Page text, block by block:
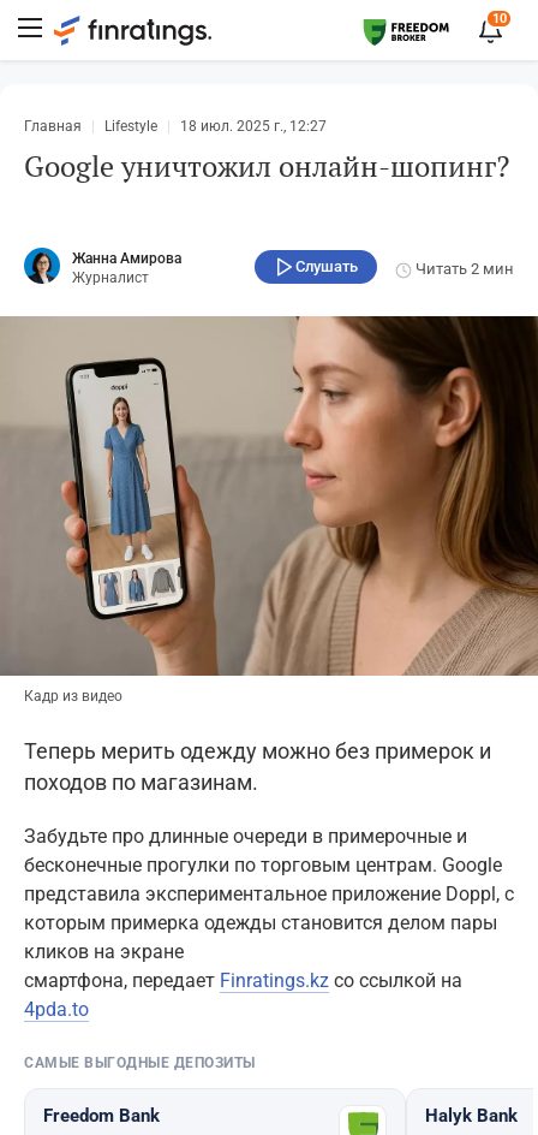
10
Главная Lifestyle 18 июл. 2025 г., 12:27
Google уничтожил онлайн-шопинг?
Жанна Амирова
Журналист
Слушать Читать 2 мин
Кадр из видео
Теперь мерить одежду можно без примерок и
походов по магазинам.
Забудьте про длинные очереди в примерочные и
бесконечные прогулки по торговым центрам. Google
представила экспериментальное приложение Doppl, с
которым примерка одежды становится делом пары
кликов на экране
смартфона, передает Finratings.kz со ссылкой на
4pda.to
САМЫЕ ВЫГОДНЫЕ ДЕПОЗИТЫ
Freedom Bank Halyk Bank